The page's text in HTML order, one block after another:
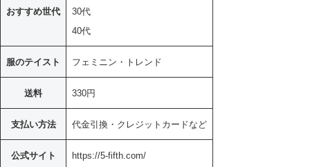
おすすめ世代
30代
40代
服のテイスト フェミニン・トレンド
送料 330円
支払い方法 代金引換・クレジットカードなど
公式サイト https://5-fifth.com/